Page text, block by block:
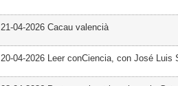
21-04-2026 Cacau valencià
20-04-2026 Leer conCiencia, con José Luis